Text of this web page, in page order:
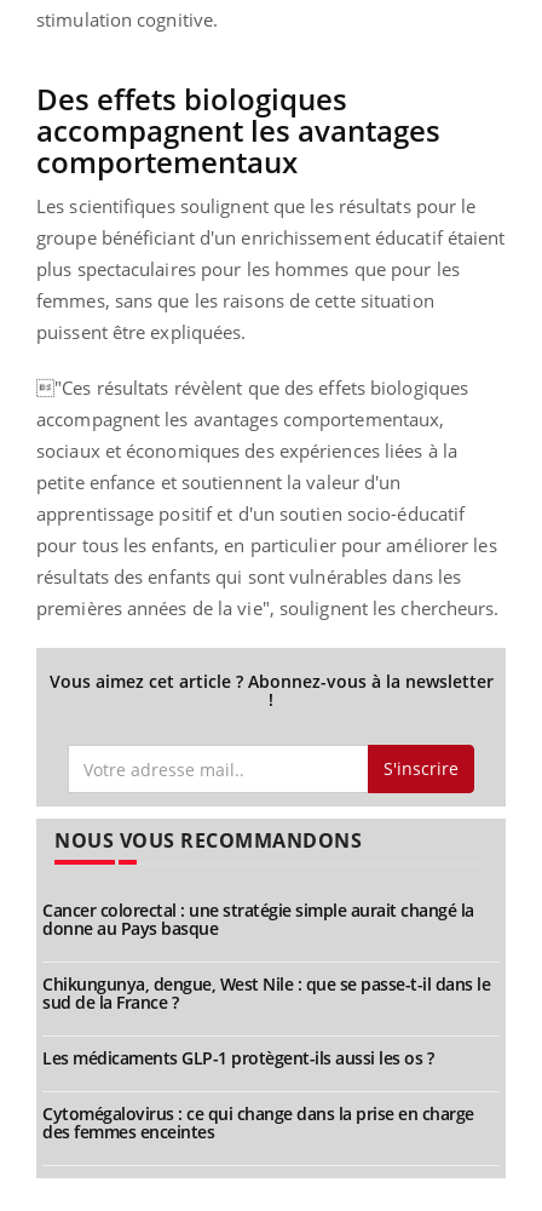
stimulation cognitive.
Des effets biologiques
accompagnent les avantages
comportementaux
Les scientifiques soulignent que les résultats pour le
groupe bénéficiant d'un enrichissement éducatif étaient
plus spectaculaires pour les hommes que pour les
femmes, sans que les raisons de cette situation
puissent être expliquées.
"Ces résultats révèlent que des effets biologiques
accompagnent les avantages comportementaux,
sociaux et économiques des expériences liées à la
petite enfance et soutiennent la valeur d'un
apprentissage positif et d'un soutien socio-éducatif
pour tous les enfants, en particulier pour améliorer les
résultats des enfants qui sont vulnérables dans les
premières années de la vie", soulignent les chercheurs.
Vous aimez cet article ? Abonnez-vous à la newsletter
!
S'inscrire
NOUS VOUS RECOMMANDONS
Cancer colorectal : une stratégie simple aurait changé la
donne au Pays basque
Chikungunya, dengue, West Nile : que se passe-t-il dans le
sud de la France ?
Les médicaments GLP-1 protègent-ils aussi les os ?
Cytomégalovirus : ce qui change dans la prise en charge
des femmes enceintes